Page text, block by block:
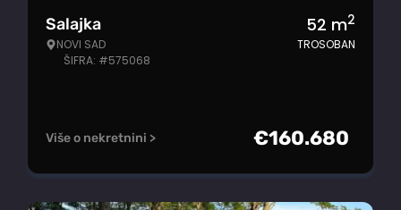
Salajka
NOVI SAD
ŠIFRA: #575068
52 m2
TROSOBAN
Više o nekretnini > €160.680